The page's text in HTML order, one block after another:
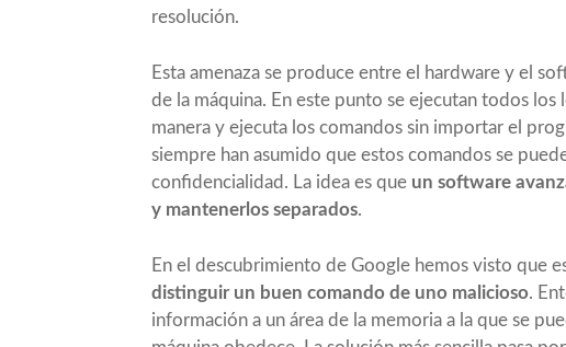
resolución.
Esta amenaza se produce entre el hardware y el
de la máquina. En este punto se ejecutan todos los
manera y ejecuta los comandos sin importar el
siempre han asumido que estos comandos se
confidencialidad. La idea es que un software
y mantenerlos separados.
En el descubrimiento de Google hemos visto que
distinguir un buen comando de uno malicioso.
información a un área de la memoria a la que se